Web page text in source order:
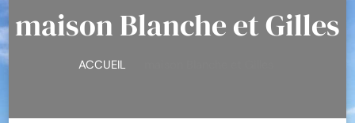
maison Blanche et Gilles
ACCUEIL